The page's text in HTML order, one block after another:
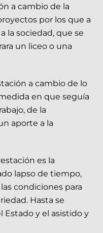
a cambio de la
por los que a
la sociedad, que se
un liceo o una
a cambio de lo
en que seguía
de la
aporte a la
es la
lapso de tiempo,
condiciones para
Hasta se
Estado y el asistido y